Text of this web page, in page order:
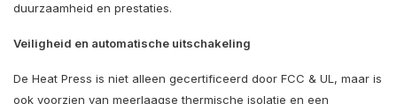
duurzaamheid en prestaties.
Veiligheid en automatische uitschakeling
De Heat Press is niet alleen gecertificeerd door FCC & UL, maar is
ook voorzien van meerlaagse thermische isolatie en een